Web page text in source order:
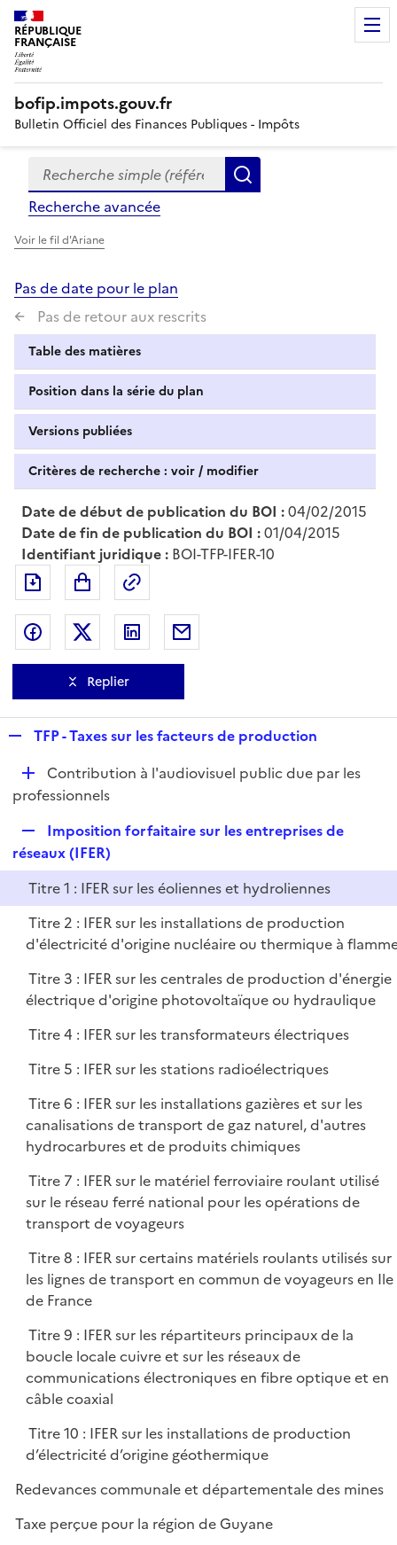
RÉPUBLIQUE
FRANÇAISE
bofip.impots.gouv.fr
Bulletin Officiel des Finances Publiques - Impôts
Formulaire
de
recherche
Recherche simple (références, mots clés, partie du
Recherche avancée
Voir le fil d'Ariane
Pas de date pour le plan
Pas de retour aux rescrits
Table des matières
Position dans la série du plan
Versions publiées
Critères de recherche : voir / modifier
Date de début de publication du BOI :04/02/2015
Date de fin de publication du BOI :01/04/2015
Identifiant juridique : BOI-TFP-IFER-10
Exporter le document au format pdf
Partager sur Facebook
Partager sur Twitter
Partager sur LinkedIn
Replier
p
l
r
TFP - Taxes sur les facteurs de production
D
é
i
e
r
Contribution à l'audiovisuel public due par les
professionnels
e
p
l
i
e
Imposition forfaitaire sur les entreprises de
réseaux (IFER)
Titre 1 : IFER sur les éoliennes et hydroliennes
Titre 2 : IFER sur les installations de production
d'électricité d'origine nucléaire ou thermique à
Titre 3 : IFER sur les centrales de production d'énergie
électrique d'origine photovoltaïque ou hydraulique
Titre 4 : IFER sur les transformateurs électriques
Titre 5 : IFER sur les stations radioélectriques
Titre 6 : IFER sur les installations gazières et sur les
canalisations de transport de gaz naturel, d'autres
hydrocarbures et de produits chimiques
Titre 7 : IFER sur le matériel ferroviaire roulant utilisé
sur le réseau ferré national pour les opérations de
transport de voyageurs
Titre 8 : IFER sur certains matériels roulants utilisés sur
les lignes de transport en commun de voyageurs en Ile
de France
Titre 9 : IFER sur les répartiteurs principaux de la
boucle locale cuivre et sur les réseaux de
communications électroniques en fibre optique et en
câble coaxial
Titre 10 : IFER sur les installations de production
d’électricité d’origine géothermique
Redevances communale et départementale des mines
Taxe perçue pour la région de Guyane